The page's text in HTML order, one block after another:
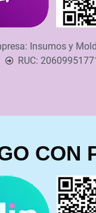
Insumos y
RUC:
CON